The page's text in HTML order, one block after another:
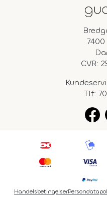
CVR:
Tlf:
Handelsbetingelser